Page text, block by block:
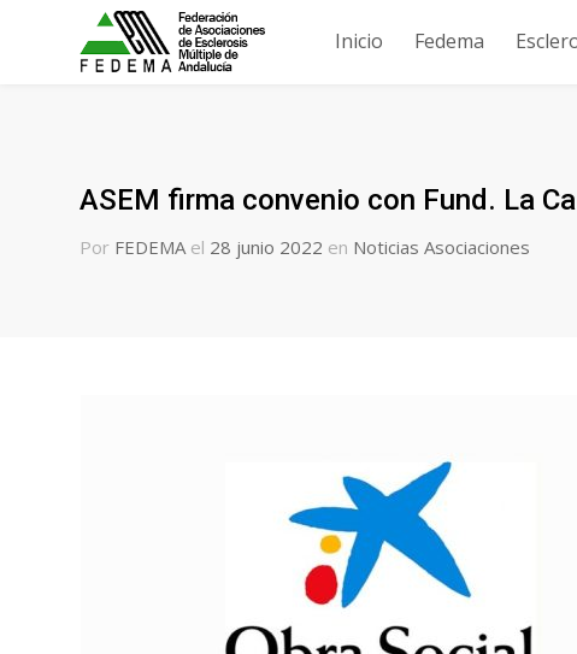
Inicio Fedema
ASEM firma convenio con Fund. La
Por FEDEMA el 28 junio 2022 en Noticias Asociaciones